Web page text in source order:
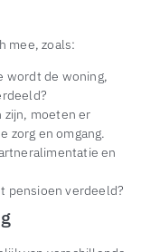
mee, zoals:
wordt de woning,
zijn, moeten er
zorg en omgang.
en
pensioen verdeeld?